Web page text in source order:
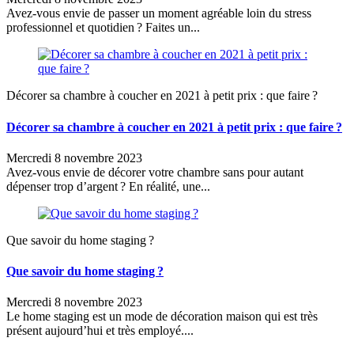
Avez-vous envie de passer un moment agréable loin du stress
professionnel et quotidien ? Faites un...
Décorer sa chambre à coucher en 2021 à petit prix : que faire ?
Décorer sa chambre à coucher en 2021 à petit prix : que faire ?
Mercredi 8 novembre 2023
Avez-vous envie de décorer votre chambre sans pour autant
dépenser trop d’argent ? En réalité, une...
Que savoir du home staging ?
Que savoir du home staging ?
Mercredi 8 novembre 2023
Le home staging est un mode de décoration maison qui est très
présent aujourd’hui et très employé....